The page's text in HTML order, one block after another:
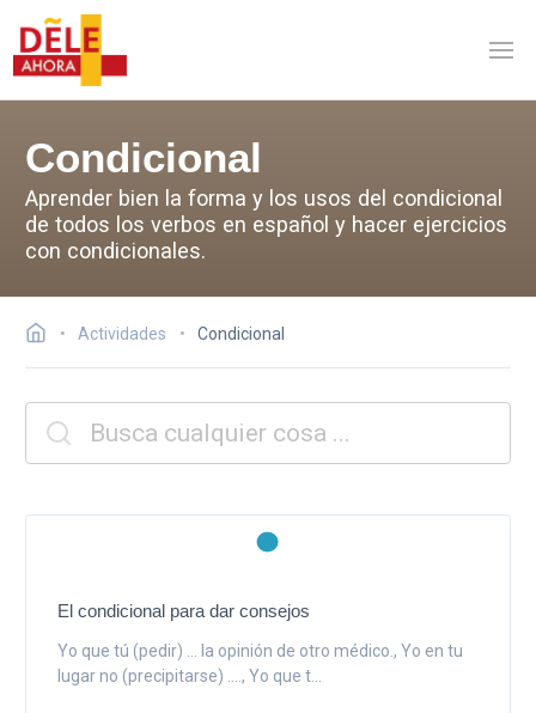
Condicional
Aprender bien la forma y los usos del condicional
de todos los verbos en español y hacer ejercicios
con condicionales.
Actividades Condicional
El condicional para dar consejos
Yo que tú (pedir) ... la opinión de otro médico., Yo en tu
lugar no (precipitarse) ...., Yo que t...